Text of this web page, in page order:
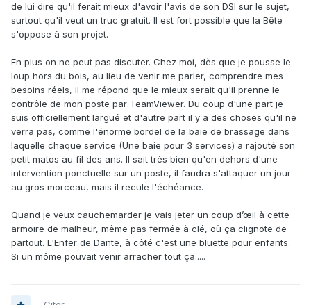
de lui dire qu'il ferait mieux d'avoir l'avis de son DSI sur le sujet,
surtout qu'il veut un truc gratuit. Il est fort possible que la Bête
s'oppose à son projet.
En plus on ne peut pas discuter. Chez moi, dès que je pousse le
loup hors du bois, au lieu de venir me parler, comprendre mes
besoins réels, il me répond que le mieux serait qu'il prenne le
contrôle de mon poste par TeamViewer. Du coup d'une part je
suis officiellement largué et d'autre part il y a des choses qu'il ne
verra pas, comme l'énorme bordel de la baie de brassage dans
laquelle chaque service (Une baie pour 3 services) a rajouté son
petit matos au fil des ans. Il sait très bien qu'en dehors d'une
intervention ponctuelle sur un poste, il faudra s'attaquer un jour
au gros morceau, mais il recule l'échéance.
Quand je veux cauchemarder je vais jeter un coup d’œil à cette
armoire de malheur, même pas fermée à clé, où ça clignote de
partout. L'Enfer de Dante, à côté c'est une bluette pour enfants.
Si un môme pouvait venir arracher tout ça.....